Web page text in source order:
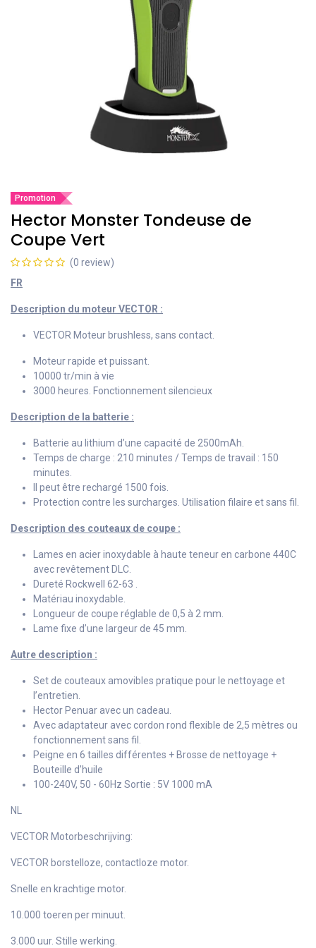
Promotion
Hector Monster Tondeuse de
Coupe Vert
(0 review)
FR
Description du moteur VECTOR :
VECTOR Moteur brushless, sans contact.
Moteur rapide et puissant.
10000 tr/min à vie
3000 heures. Fonctionnement silencieux
Description de la batterie :
Batterie au lithium d’une capacité de 2500mAh.
Temps de charge : 210 minutes / Temps de travail : 150
minutes.
Il peut être rechargé 1500 fois.
Protection contre les surcharges. Utilisation filaire et sans fil.
Description des couteaux de coupe :
Lames en acier inoxydable à haute teneur en carbone 440C
avec revêtement DLC.
Dureté Rockwell 62-63 .
Matériau inoxydable.
Longueur de coupe réglable de 0,5 à 2 mm.
Lame fixe d’une largeur de 45 mm.
Autre description :
Set de couteaux amovibles pratique pour le nettoyage et
l’entretien.
Hector Penuar avec un cadeau.
Avec adaptateur avec cordon rond flexible de 2,5 mètres ou
fonctionnement sans fil.
Peigne en 6 tailles différentes + Brosse de nettoyage +
Bouteille d’huile
100-240V, 50 - 60Hz Sortie : 5V 1000 mA
NL
VECTOR Motorbeschrijving:
VECTOR borstelloze, contactloze motor.
Snelle en krachtige motor.
10.000 toeren per minuut.
3.000 uur. Stille werking.